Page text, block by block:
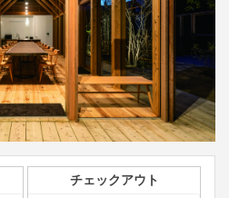
チェックアウト